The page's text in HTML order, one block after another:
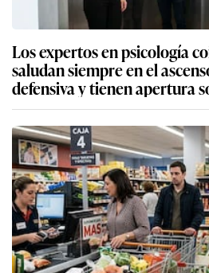
Los expertos en psicología
saludan siempre en el
defensiva y tienen apertura